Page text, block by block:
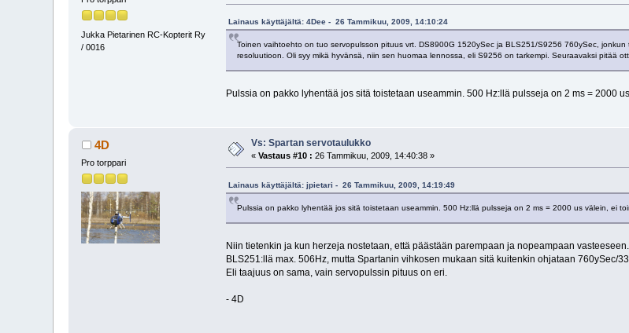
Jukka Pietarinen RC-Kopterit Ry
/ 0016
Lainaus käyttäjältä: 4Dee - 26 Tammikuu, 2009, 14:10:24
Toinen vaihtoehto on tuo servopulsson pituus vrt. DS8900G 1520ySec ja BLS251/S9256 760ySec,
resoluutioon. Oli syy mikä hyvänsä, niin sen huomaa lennossa, eli S9256 on tarkempi. Seuraavaksi pitää
Pulssia on pakko lyhentää jos sitä toistetaan useammin. 500 Hz:llä pulsseja on 2 ms = 2000
4D
Pro torppari
Vs: Spartan servotaulukko
«Vastaus #10 : 26 Tammikuu, 2009, 14:40:38 »
Lainaus käyttäjältä: jpietari - 26 Tammikuu, 2009, 14:19:49
Pulssia on pakko lyhentää jos sitä toistetaan useammin. 500 Hz:llä pulsseja on 2 ms = 2000 us välein, ei
Niin tietenkin ja kun herzeja nostetaan, että päästään parempaan ja nopeampaan
BLS251:llä max. 506Hz, mutta Spartanin vihkosen mukaan sitä kuitenkin ohjataan 760ySec/
Eli taajuus on sama, vain servopulssin pituus on eri.
- 4D